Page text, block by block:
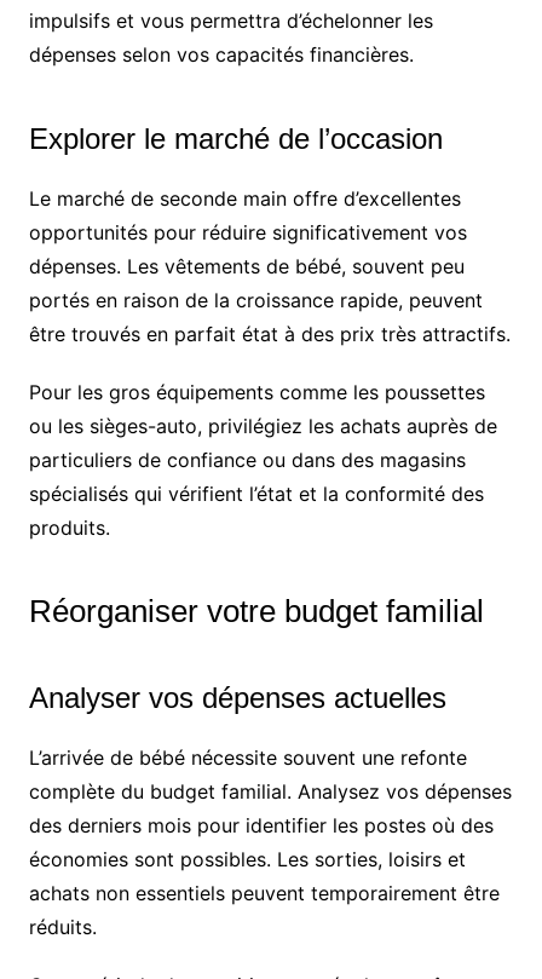
impulsifs et vous permettra d’échelonner les
dépenses selon vos capacités financières.
Explorer le marché de l’occasion
Le marché de seconde main offre d’excellentes
opportunités pour réduire significativement vos
dépenses. Les vêtements de bébé, souvent peu
portés en raison de la croissance rapide, peuvent
être trouvés en parfait état à des prix très attractifs.
Pour les gros équipements comme les poussettes
ou les sièges-auto, privilégiez les achats auprès de
particuliers de confiance ou dans des magasins
spécialisés qui vérifient l’état et la conformité des
produits.
Réorganiser votre budget familial
Analyser vos dépenses actuelles
L’arrivée de bébé nécessite souvent une refonte
complète du budget familial. Analysez vos dépenses
des derniers mois pour identifier les postes où des
économies sont possibles. Les sorties, loisirs et
achats non essentiels peuvent temporairement être
réduits.